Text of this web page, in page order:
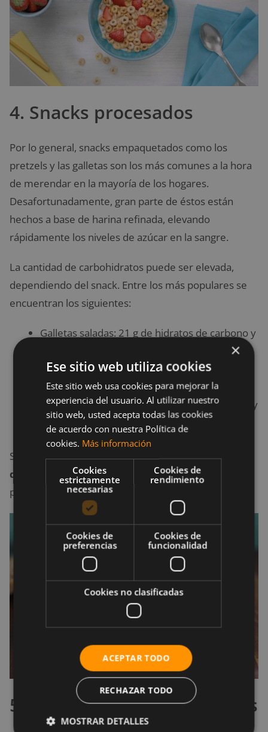
4. Snacks procesados
Por lo general, snacks empaquetados como los
pretzels y las galletas son los más comunes a la hora
de merendar en la mayoría de los hogares.
Desafortunadamente, gran parte de éstos están
hechos a base de harina refinada, elevando
rápidamente los niveles de azúcar en la sangre.
La cantidad de carbohidratos puede ser elevada,
dependiendo del snack. Entre los más populares se
encuentran los siguientes:
Galletas saladas: 21 g de hidratos de carbono y
Pretzels: 22 g de hidratos de carbono y 1 g de
fibra.
Galletas de fibra: 21 g de hidratos de carbono y
1 g de fibra.
Si buscas unamerienda para pacientes con
diabetes
, escoge verduras bajas en carbohidratos y
proteínas para alimentarte entre comidas.
5. Zumos de frutas naturales
×
Ese sitio web utiliza cookies
Este sitio web usa cookies para mejorar la
experiencia del usuario. Al utilizar nuestro
sitio web, usted acepta todas las cookies
de acuerdo con nuestra Política de
cookies. Más información
Cookies
estrictamente
necesarias
Cookies de
rendimiento
Cookies de
preferencias
Cookies de
funcionalidad
Cookies no clasificadas
ACEPTAR TODO
RECHAZAR TODO
MOSTRAR DETALLES